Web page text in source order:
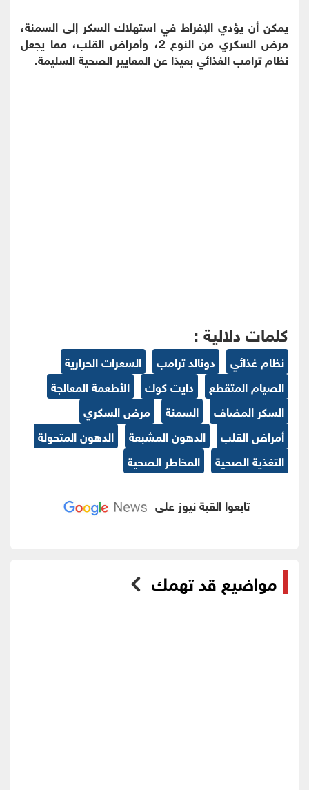
يمكن أن يؤدي الإفراط في استهلاك السكر إلى السمنة،
مرض السكري من النوع 2، وأمراض القلب، مما يجعل
نظام ترامب الغذائي بعيدًا عن المعايير الصحية السليمة.
كلمات دلالية :
نظام غذائي دونالد ترامب
السعرات الحرارية
الصيام المتقطع
دايت كوك
الأطعمة المعالجة
السكر المضاف
السمنة
مرض السكري
أمراض القلب
الدهون المشبعة
الدهون المتحولة
التغذية الصحية
المخاطر الصحية
تابعوا القبة نيوز على
مواضيع قد تهمك